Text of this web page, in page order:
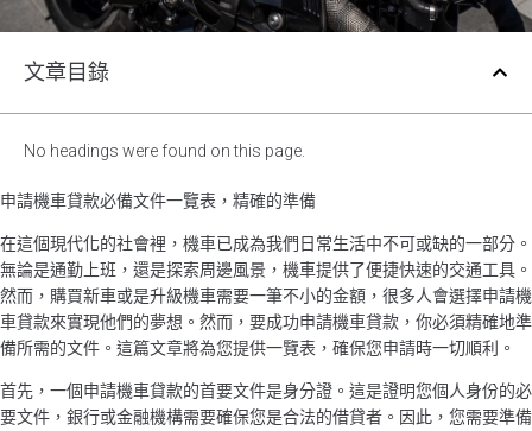
文章目錄
No headings were found on this page.
申請機車貸款必備文件一覽表，精確的準備
在這個現代化的社會裡，機車已成為我們日常生活中不可或缺的一部分。
無論是通勤上班，還是探索周邊風景，機車提供了便捷快速的交通工具。
然而，購買新車或是升級機車需要一筆不小的金額，很多人會選擇申請機
車貸款來實現他們的夢想。然而，要成功申請機車貸款，你必須精確地準
備所需的文件。這篇文章將為您提供一覽表，確保您申請時一切順利。
首先，一個申請機車貸款的首要文件是身分證。這是證明您個人身份的必
要文件，銀行或金融機構需要確保您是合法的借貸者。因此，您需要準備